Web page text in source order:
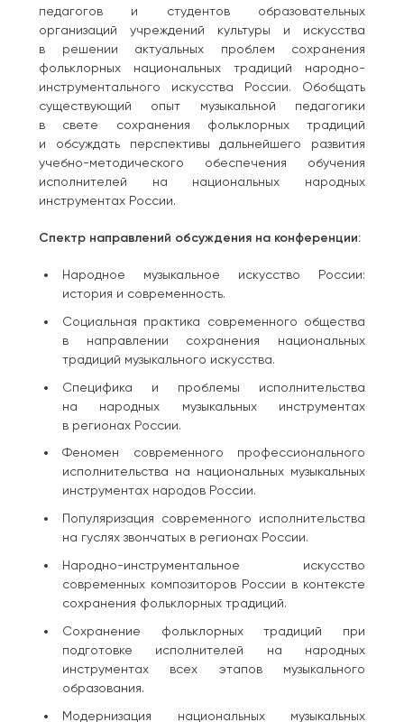
педагогов и студентов образовательных
организаций учреждений культуры и искусства
в решении актуальных проблем сохранения
фольклорных национальных традиций народно-
инструментального искусства России. Обобщать
существующий опыт музыкальной педагогики
в свете сохранения фольклорных традиций
и обсуждать перспективы дальнейшего развития
учебно-методического обеспечения обучения
исполнителей на национальных народных
инструментах России.
Спектр направлений обсуждения на конференции:
Народное музыкальное искусство России:
история и современность.
Социальная практика современного общества
в направлении сохранения национальных
традиций музыкального искусства.
Специфика и проблемы исполнительства
на народных музыкальных инструментах
в регионах России.
Феномен современного профессионального
исполнительства на национальных музыкальных
инструментах народов России.
Популяризация современного исполнительства
на гуслях звончатых в регионах России.
Народно-инструментальное искусство
современных композиторов России в контексте
сохранения фольклорных традиций.
Сохранение фольклорных традиций при
подготовке исполнителей на народных
инструментах всех этапов музыкального
образования.
Модернизация национальных музыкальных